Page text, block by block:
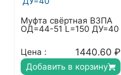
Муфта свёртная ВЗПА
ОД=44-51 L=150 ДУ=40
Цена : 1440.60 ₽
Добавить в корзину